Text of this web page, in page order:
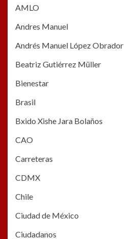
AMLO
Andres Manuel
Andrés Manuel López Obrador
Beatriz Gutiérrez Müller
Bienestar
Brasil
Bxido Xishe Jara Bolaños
CAO
Carreteras
CDMX
Chile
Ciudad de México
Ciudadanos